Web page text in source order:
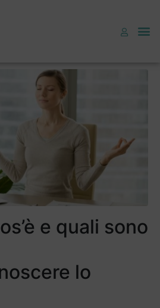
LO
e quali sono
lo